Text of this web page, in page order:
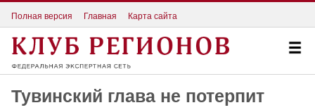
Полная версия Главная Карта сайта
Тувинский глава не потерпит